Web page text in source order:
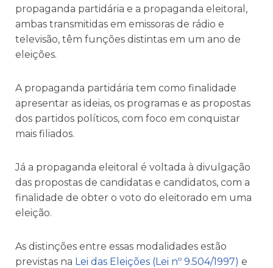
propaganda partidária e a propaganda eleitoral,
ambas transmitidas em emissoras de rádio e
televisão, têm funções distintas em um ano de
eleições.
A propaganda partidária tem como finalidade
apresentar as ideias, os programas e as propostas
dos partidos políticos, com foco em conquistar
mais filiados.
Já a propaganda eleitoral é voltada à divulgação
das propostas de candidatas e candidatos, com a
finalidade de obter o voto do eleitorado em uma
eleição.
As distinções entre essas modalidades estão
previstas na Lei das Eleições (Lei nº 9.504/1997) e